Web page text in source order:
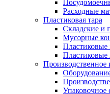
Расходные
Пластиковая тара
Складские и
Мусорные
Производственное
Упаковочное